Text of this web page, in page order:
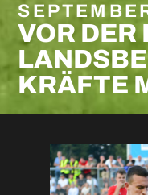
VOR DER
KRÄFTE